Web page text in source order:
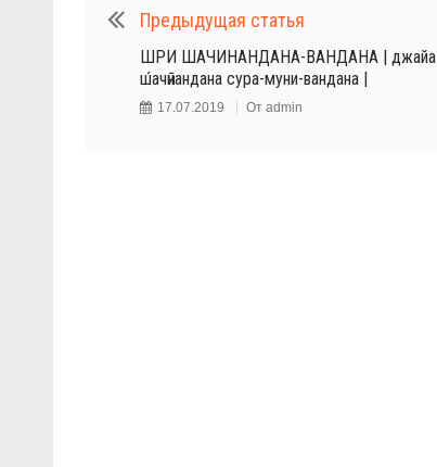
Предыдущая статья
ШРИ ШАЧИНАНДАНА-ВАНДАНА | джайа
ш́ачӣнандана сура-муни-вандана |
17.07.2019 От admin